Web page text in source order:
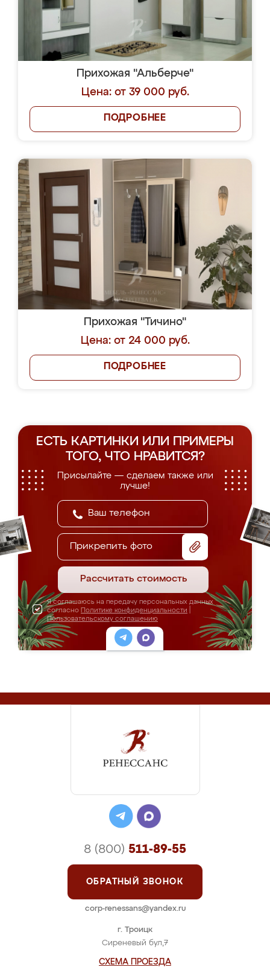
Прихожая "Альберче"
Цена: от 39 000 руб.
ПОДРОБНЕЕ
Прихожая "Тичино"
Цена: от 24 000 руб.
ПОДРОБНЕЕ
ЕСТЬ КАРТИНКИ ИЛИ ПРИМЕРЫ
ТОГО, ЧТО НРАВИТСЯ?
Присылайте — сделаем также или
лучше!
Прикрепить фото
Рассчитать стоимость
Я соглашаюсь на передачу персональных данных
согласно Политике конфиденциальности
Пользовательскому соглашению
г. Троицк
Сиреневый бул,7
СХЕМА ПРОЕЗДА
8 (800) 511-89-55
ОБРАТНЫЙ ЗВОНОК
corp-renessans@yandex.ru